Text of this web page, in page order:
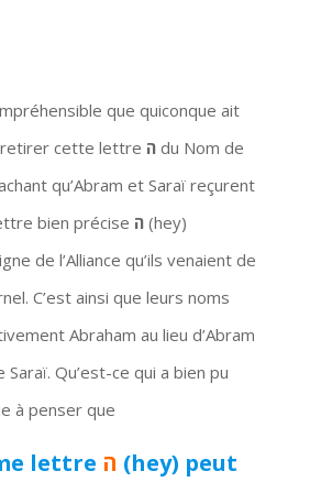
que quiconque ait
retirer cette lettre
ה du Nom de
qu’Abram et Saraï reçurent
bien précise ה(hey)
de l’Alliance qu’ils venaient de
C’est ainsi que leurs noms
Abraham au lieu d’Abram
Saraï. Qu’est-ce qui a bien pu
à penser que
lettre ה (hey) peut